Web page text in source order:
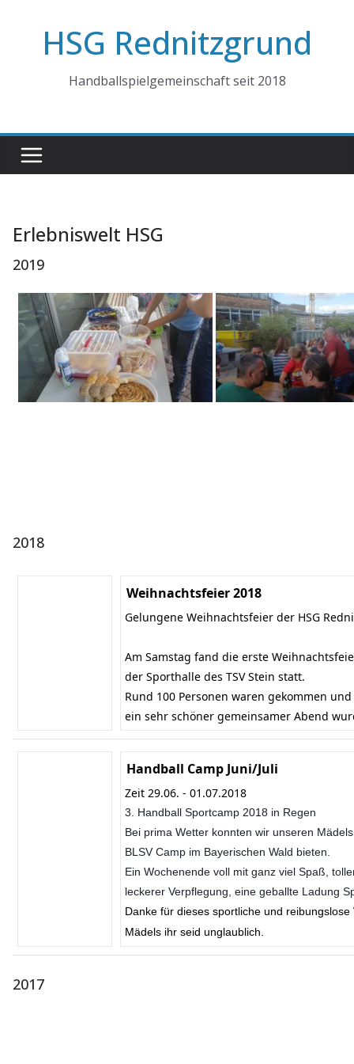
springenHSG Rednitzgrund
Handballspielgemeinschaft seit 2018
Erlebniswelt HSG
2019
2018
Weihnachtsfeier 2018
Gelungene Weihnachtsfeier der HSG
Am Samstag fand die erste
der Sporthalle des TSV Stein statt.
Rund 100 Personen waren gekommen
ein sehr schöner gemeinsamer Abend
Handball Camp Juni/Juli
Zeit 29.06. - 01.07.2018
3. Handball Sportcamp 2018 in Regen
Bei prima Wetter konnten wir unseren
BLSV Camp im Bayerischen Wald bieten.
Ein Wochenende voll mit ganz viel Spaß,
leckerer Verpflegung, eine geballte Ladung
Danke für dieses sportliche und reibungslose
Mädels ihr seid unglaublich.
2017